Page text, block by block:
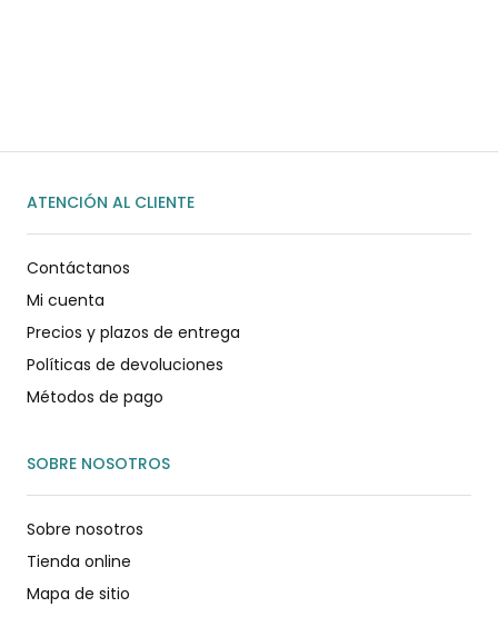
ATENCIÓN AL CLIENTE
Contáctanos
Mi cuenta
Precios y plazos de entrega
Políticas de devoluciones
Métodos de pago
SOBRE NOSOTROS
Sobre nosotros
Tienda online
Mapa de sitio